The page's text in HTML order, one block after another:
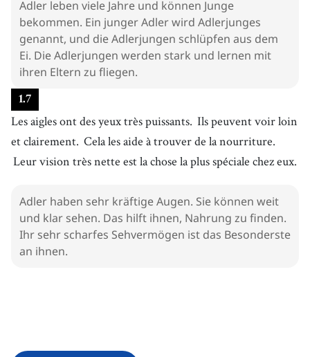
Adler leben viele Jahre und können Junge
bekommen. Ein junger Adler wird Adlerjunges
genannt, und die Adlerjungen schlüpfen aus dem
Ei. Die Adlerjungen werden stark und lernen mit
ihren Eltern zu fliegen.
1.7
Les aigles ont des yeux très puissants. Ils peuvent voir loin
et clairement. Cela les aide à trouver de la nourriture.
Leur vision très nette est la chose la plus spéciale chez eux.
Adler haben sehr kräftige Augen. Sie können weit
und klar sehen. Das hilft ihnen, Nahrung zu finden.
Ihr sehr scharfes Sehvermögen ist das Besonderste
an ihnen.